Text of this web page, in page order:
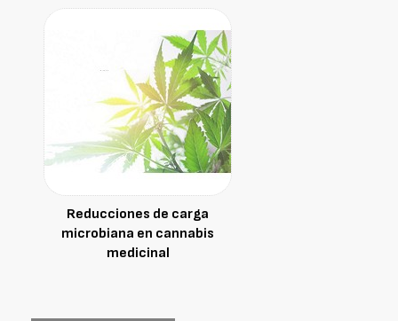
Reducciones de carga
microbiana en cannabis
medicinal